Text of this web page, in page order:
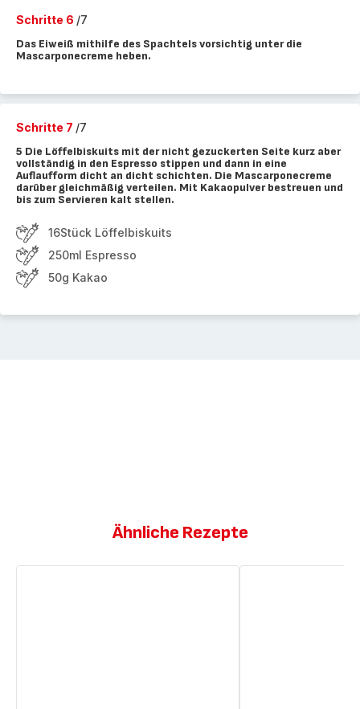
Schritte 6 /7
Das Eiweiß mithilfe des Spachtels vorsichtig unter die
Mascarponecreme heben.
Schritte 7 /7
5 Die Löffelbiskuits mit der nicht gezuckerten Seite kurz aber
vollständig in den Espresso stippen und dann in eine
Auflaufform dicht an dicht schichten. Die Mascarponecreme
darüber gleichmäßig verteilen. Mit Kakaopulver bestreuen und
bis zum Servieren kalt stellen.
16Stück Löffelbiskuits
250ml Espresso
50g Kakao
Ähnliche Rezepte